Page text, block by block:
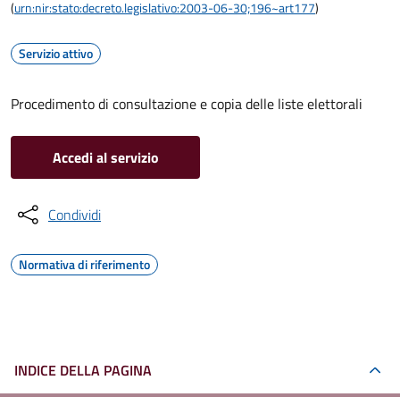
(urn:nir:stato:decreto.legislativo:2003-06-30;196~art177)
Servizio attivo
Procedimento di consultazione e copia delle liste elettorali
Accedi al servizio
Condividi
Normativa di riferimento
INDICE DELLA PAGINA